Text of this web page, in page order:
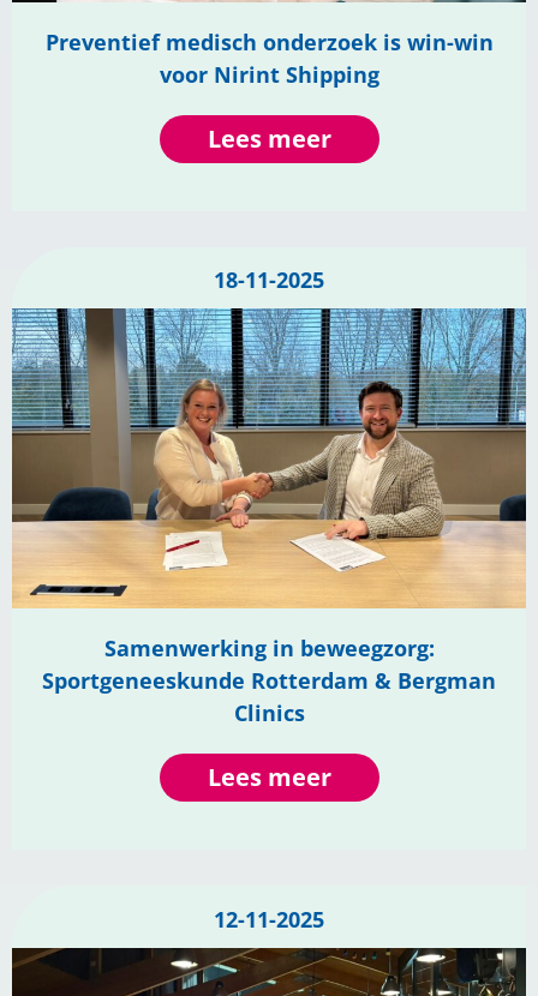
Preventief medisch onderzoek is win-win
voor Nirint Shipping
Lees meer
18-11-2025
Samenwerking in beweegzorg:
Sportgeneeskunde Rotterdam & Bergman
Clinics
Lees meer
12-11-2025